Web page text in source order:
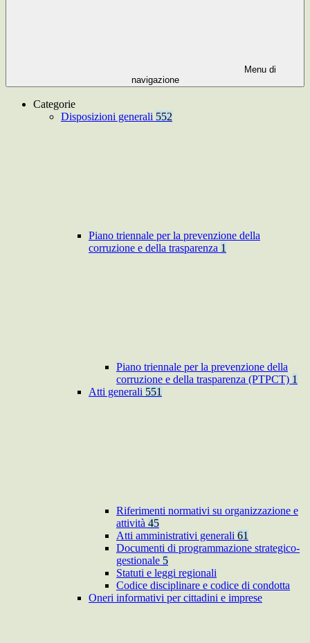
Menu di
navigazione
Categorie
Disposizioni generali 552
Piano triennale per la prevenzione della
corruzione e della trasparenza 1
Piano triennale per la prevenzione della
corruzione e della trasparenza (PTPCT) 1
Atti generali 551
Riferimenti normativi su organizzazione e
attività 45
Atti amministrativi generali 61
Documenti di programmazione strategico-
gestionale 5
Statuti e leggi regionali
Codice disciplinare e codice di condotta
Oneri informativi per cittadini e imprese